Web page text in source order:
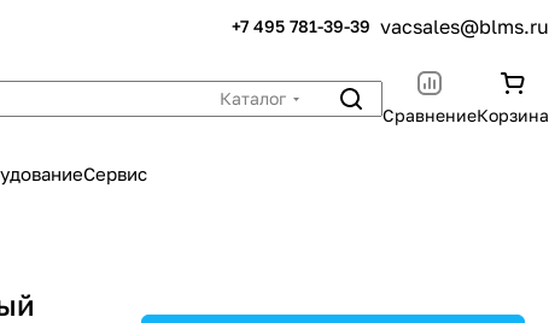
+7 495 781-39-39 vacsales@blms.ru
Каталог
СравнениеКорзина
Сервис